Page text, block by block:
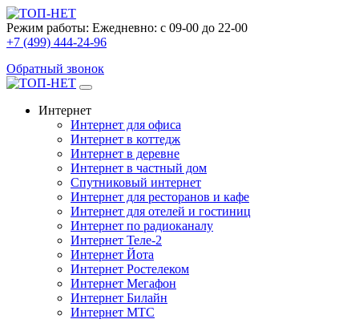
Режим работы: Ежедневно: с 09-00 до 22-00
+7 (499) 444-24-96
Обратный звонок
Интернет
Интернет для офиса
Интернет в коттедж
Интернет в деревне
Интернет в частный дом
Спутниковый интернет
Интернет для ресторанов и кафе
Интернет для отелей и гостиниц
Интернет по радиоканалу
Интернет Теле-2
Интернет Йота
Интернет Ростелеком
Интернет Мегафон
Интернет Билайн
Интернет МТС